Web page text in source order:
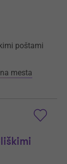
poštami
mesta